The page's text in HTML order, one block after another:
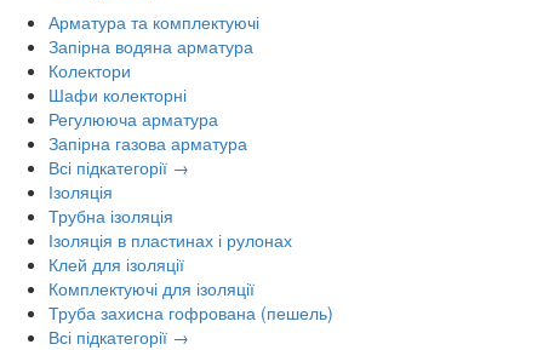
Арматура та комплектуючі
Запірна водяна арматура
Колектори
Шафи колекторні
Регулююча арматура
Запірна газова арматура
Всі підкатегорії →
Ізоляція
Трубна ізоляція
Ізоляція в пластинах і рулонах
Клей для ізоляції
Комплектуючі для ізоляції
Труба захисна гофрована (пешель)
Всі підкатегорії →